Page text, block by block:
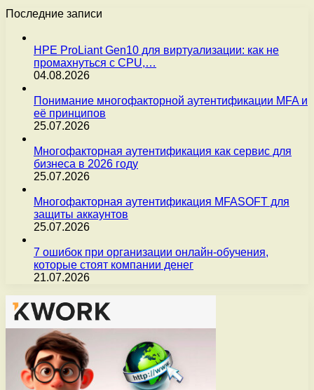
Последние записи
HPE ProLiant Gen10 для виртуализации: как не
промахнуться с CPU,…
04.08.2026
Понимание многофакторной аутентификации MFA и
её принципов
25.07.2026
Многофакторная аутентификация как сервис для
бизнеса в 2026 году
25.07.2026
Многофакторная аутентификация MFASOFT для
защиты аккаунтов
25.07.2026
7 ошибок при организации онлайн-обучения,
которые стоят компании денег
21.07.2026